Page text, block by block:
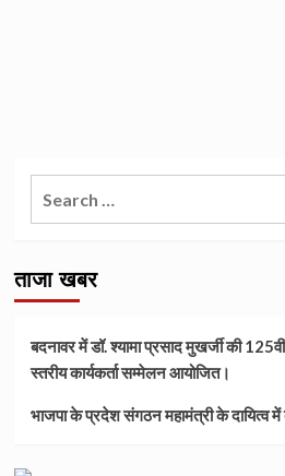
ताजा खबर
बदनावर में डॉ. श्यामा प्रसाद मुखर्जी की
स्तरीय कार्यकर्ता सम्मेलन आयोजित।
भाजपा के प्रदेश संगठन महामंत्री के दायित्व में